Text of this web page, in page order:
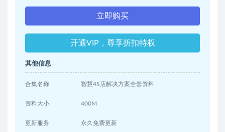
立即购买
开通VIP，尊享折扣特权
其他信息
合集名称 智慧4S店解决方案全套资料
资料大小 400M
更新服务 永久免费更新